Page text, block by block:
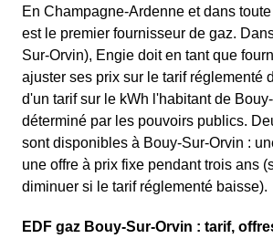
En Champagne-Ardenne et dans
est le premier fournisseur de gaz.
Sur-Orvin), Engie doit en tant que
ajuster ses prix sur le tarif réglementé
d'un tarif sur le kWh l'habitant de
déterminé par les pouvoirs publics.
sont disponibles à Bouy-Sur-Orvin :
une offre à prix fixe pendant trois ans
diminuer si le tarif réglementé baisse).
EDF gaz Bouy-Sur-Orvin : tarif,